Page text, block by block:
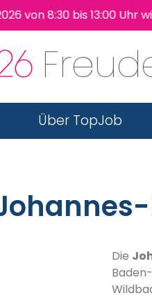
8:30 bis 13:00 Uhr
Über TopJob
Die